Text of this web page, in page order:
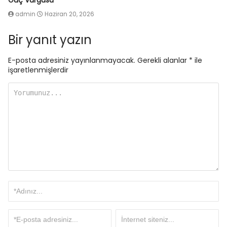
admin Haziran 20, 2026
Bir yanıt yazın
E-posta adresiniz yayınlanmayacak. Gerekli alanlar * ile
işaretlenmişlerdir